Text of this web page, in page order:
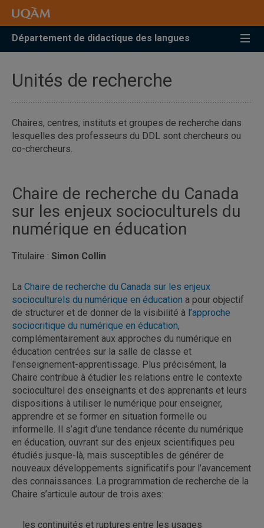
Accéder
recherche
Accéder
menu
pricipal
Accéder
zone
Département de didactique des langues
Unités de recherche
Chaires, centres, instituts et groupes de recherche dans
lesquelles des professeurs du DDL sont chercheurs ou
co-chercheurs.
Chaire de recherche du Canada
sur les enjeux socioculturels du
numérique en éducation
Titulaire : Simon Collin
La Chaire de recherche du Canada sur les enjeux
socioculturels du numérique en éducation a pour objectif
de structurer et de donner de la visibilité à l’approche
sociocritique du numérique en éducation,
complémentairement aux approches du numérique en
éducation centrées sur la salle de classe et
l'enseignement-apprentissage. Plus précisément, la
Chaire contribue à étudier les relations entre le contexte
socioculturel des enseignants et des apprenants et leurs
dispositions à utiliser le numérique pour enseigner,
apprendre et se former en situation formelle ou
informelle. Il s’agit d’une tendance récente du numérique
en éducation, ouvrant sur des enjeux scientifiques peu
étudiés jusque-là, mais susceptibles de générer de
nouveaux développements significatifs pour l’avancement
des connaissances. La programmation de recherche de la
Chaire s’articule autour de trois axes:
les continuités et ruptures entre les usages